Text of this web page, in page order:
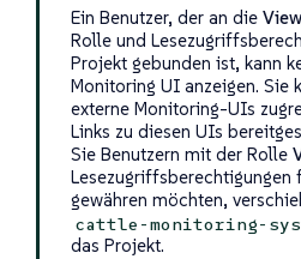
Ein Benutzer, der an die
Rolle und
Projekt gebunden ist, kann
Monitoring UI anzeigen. Sie
externe Monitoring-UIs
Links zu diesen UIs
Sie Benutzern mit der Rolle
gewähren möchten,
cattle-monitoring-
das Projekt.